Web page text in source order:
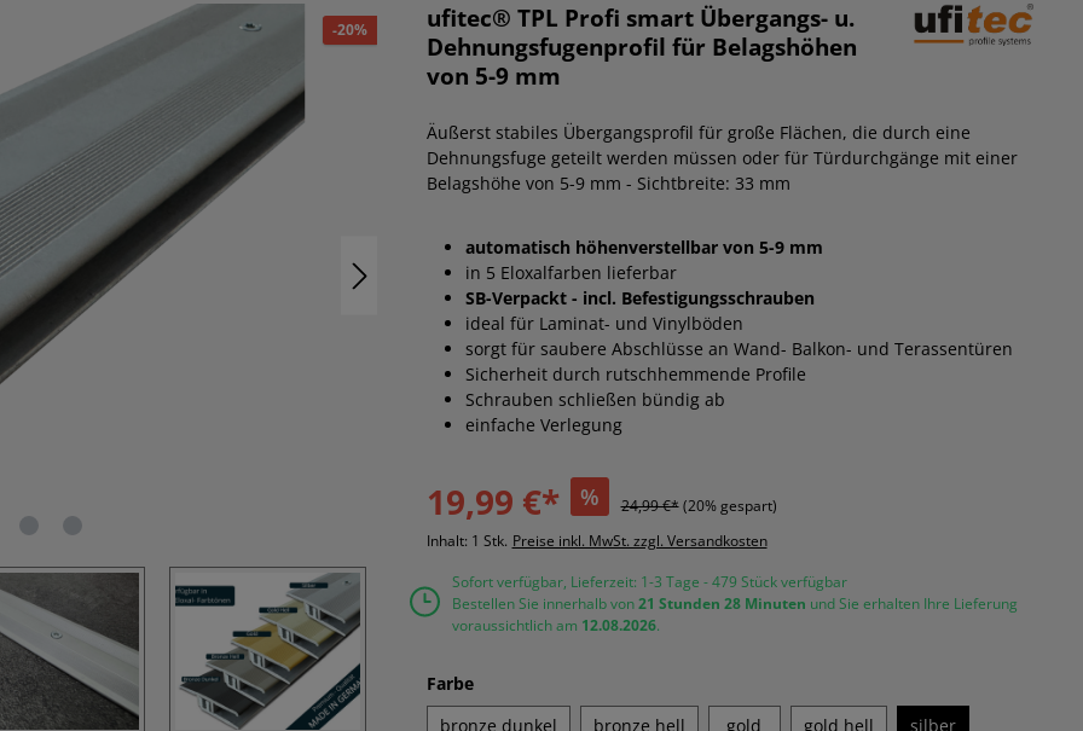
-20%
ufitec® TPL Profi smart Übergangs- u.
Dehnungsfugenprofil für Belagshöhen
von 5-9 mm
Äußerst stabiles Übergangsprofil für große Flächen, die durch eine
Dehnungsfuge geteilt werden müssen oder für Türdurchgänge mit einer
Belagshöhe von 5-9 mm - Sichtbreite: 33 mm
automatisch höhenverstellbar von 5-9 mm
in 5 Eloxalfarben lieferbar
SB-Verpackt - incl. Befestigungsschrauben
ideal für Laminat- und Vinylböden
sorgt für saubere Abschlüsse an Wand- Balkon- und Terassentüren
Sicherheit durch rutschhemmende Profile
Schrauben schließen bündig ab
einfache Verlegung
19,99 €* % 24,99 €* (20% gespart)
Inhalt: 1 Stk. Preise inkl. MwSt. zzgl. Versandkosten
Sofort verfügbar, Lieferzeit: 1-3 Tage - 479 Stück verfügbar
Bestellen Sie innerhalb von21 Stunden 28 Minuten und Sie erhalten Ihre Lieferung
voraussichtlich am 12.08.2026.
Farbeauswählen
bronze dunkel
bronze hell gold gold hell silber